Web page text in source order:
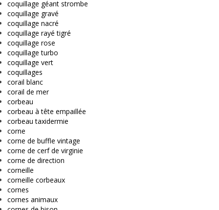
coquillage géant strombe
coquillage gravé
coquillage nacré
coquillage rayé tigré
coquillage rose
coquillage turbo
coquillage vert
coquillages
corail blanc
corail de mer
corbeau
corbeau à tête empaillée
corbeau taxidermie
corne
corne de buffle vintage
corne de cerf de virginie
corne de direction
corneille
corneille corbeaux
cornes
cornes animaux